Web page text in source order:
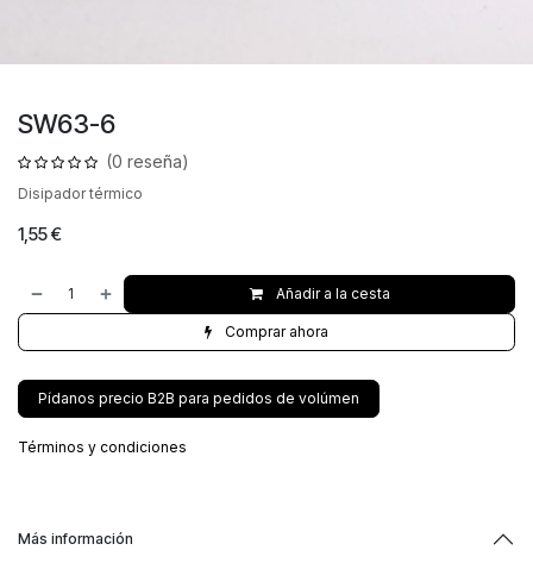
SW63-6
(0 reseña)
Disipador térmico
1,55€
Añadir a la cesta
Comprar ahora
Pídanos precio B2B para pedidos de volúmen
Términos y condiciones
Más información